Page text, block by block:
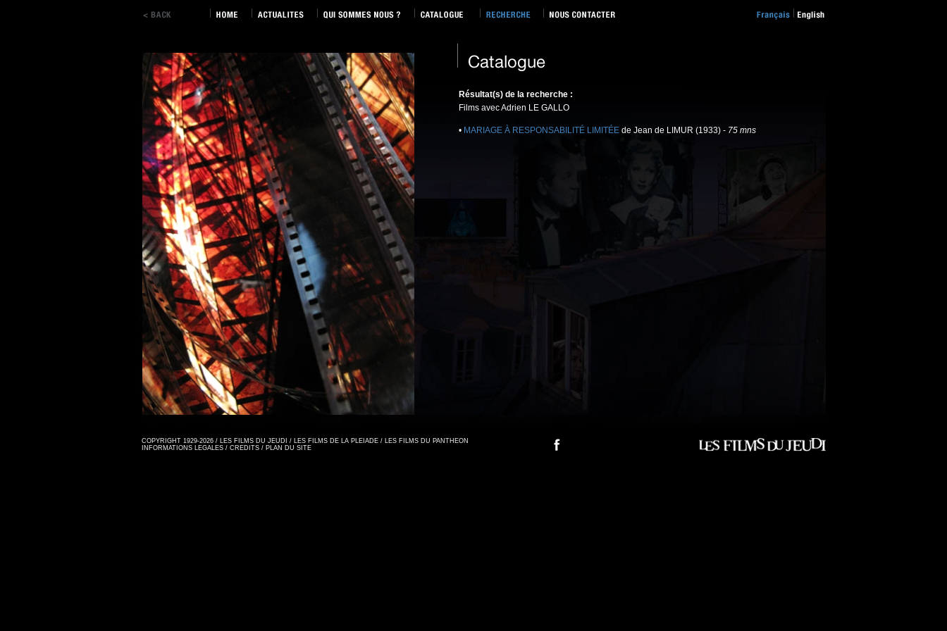
Résultat(s) de la recherche :
Films avec Adrien LE GALLO
• MARIAGE À RESPONSABILITÉ LIMITÉE de Jean de LIMUR (1933) - 75 mns
COPYRIGHT 1929-2026 / LES FILMS DU JEUDI / LES FILMS DE LA PLEIADE / LES FILMS DU PANTHEON
INFORMATIONS LEGALES / CREDITS / PLAN DU SITE